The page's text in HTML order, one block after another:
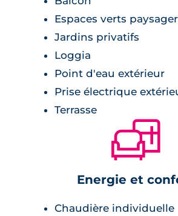
Espaces verts
Jardins privatifs
Loggia
Point d'eau extérieur
Prise électrique
Terrasse
🛋
Energie et
Chaudière individuelle